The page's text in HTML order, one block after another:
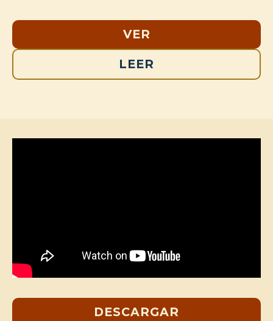
VER
LEER
DESCARGAR